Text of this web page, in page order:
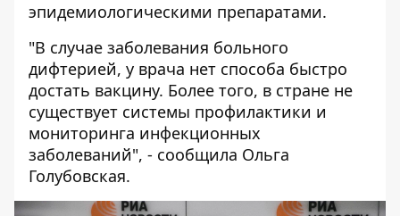
эпидемиологическими препаратами.
"В случае заболевания больного
дифтерией, у врача нет способа быстро
достать вакцину. Более того, в стране не
существует системы профилактики и
мониторинга инфекционных
заболеваний", - сообщила Ольга
Голубовская.